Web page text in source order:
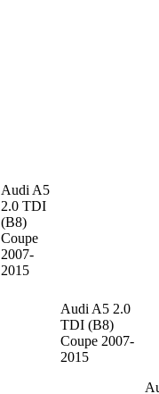
Audi A5
2.0 TDI
(B8)
Coupe
2007-
2015
Audi A5 2.0
TDI (B8)
Coupe 2007-
2015